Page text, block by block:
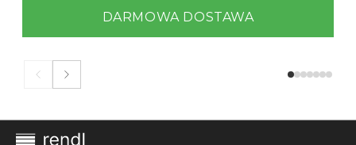
DARMOWA DOSTAWA